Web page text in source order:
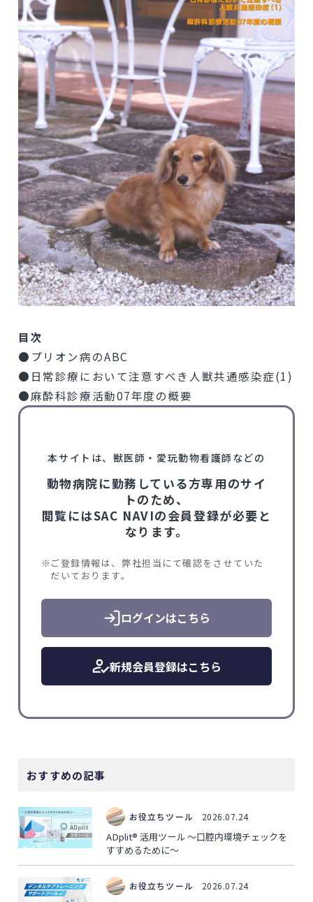
目次
●プリオン病のABC
●日常診療において注意すべき人獣共通感染症(1)
●麻酔科診療活動07年度の概要
本サイトは、獣医師・愛玩動物看護師などの
動物病院に勤務している方専用のサイ
トのため、
閲覧にはSAC NAVIの会員登録が必要と
なります。
ご登録情報は、弊社担当にて確認をさせていた
だいております。
ログインはこちら
新規会員登録はこちら
おすすめの記事
お役立ちツール 2026.07.24
ADplit® 活用ツール ～口腔内環境チェックを
すすめるために～
お役立ちツール 2026.07.24